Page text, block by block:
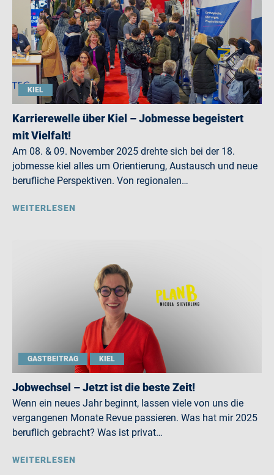
KIEL
Karrierewelle über Kiel – Jobmesse begeistert
mit Vielfalt!
Am 08. & 09. November 2025 drehte sich bei der 18.
jobmesse kiel alles um Orientierung, Austausch und neue
berufliche Perspektiven. Von regionalen…
WEITERLESEN
GASTBEITRAG KIEL
Jobwechsel – Jetzt ist die beste Zeit!
Wenn ein neues Jahr beginnt, lassen viele von uns die
vergangenen Monate Revue passieren. Was hat mir 2025
beruflich gebracht? Was ist privat…
WEITERLESEN